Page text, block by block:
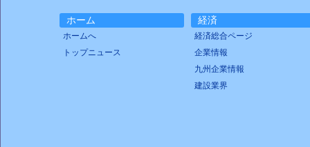
ホーム
ホームへ
トップニュース
経済
経済総合ページ
企業情報
九州企業情報
建設業界